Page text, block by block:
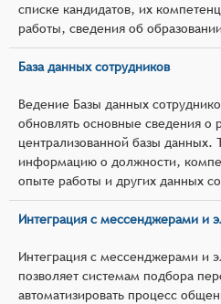
списке кандидатов, их
работы, сведения об
База данных сотрудников
Ведение Базы данных
обновлять основные сведения о
централизованной базы данных.
информацию о должности,
опыте работы и других данных
Интеграция с мессенджерами и
Интеграция с мессенджерами и
позволяет системам подбора
автоматизировать процесс